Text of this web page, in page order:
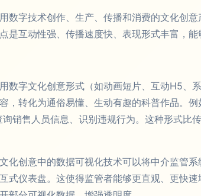
数字技术创作、生产、传播和消费的文化创
是互动性强、传播速度快、表现形式丰富，能
数字文化创意形式（如动画短片、互动H5、
，转化为通俗易懂、生动有趣的科普作品。
销售人员信息、识别违规行为。这种形式比
化创意中的数据可视化技术可以将中介监管
式仪表盘。这使得监管者能够更直观、更快